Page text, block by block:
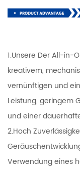
1.Unsere Der All-in-
kreativem,
vernünftigen und
Leistung, geringem
und einer
2.Hoch
Verwendung eines